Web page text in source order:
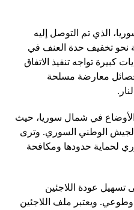
الذي تم التوصل إليه
نحو تخفيف حدة العنف في
كبيرة تواجه تنفيذ الاتفاق
معارضة مسلحة
في شمال سوريا، حيث
الوطني السوري. وترى
لحماية حدودها ومكافحة
تسهيل عودة اللاجئين
ويعتبر ملف اللاجئين